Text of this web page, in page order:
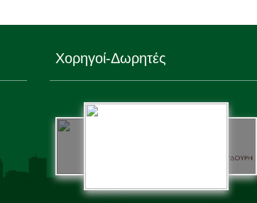
Χορηγοί-Δωρητές